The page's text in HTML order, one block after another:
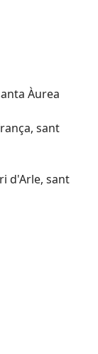
Àurea
sant
d'Arle, sant